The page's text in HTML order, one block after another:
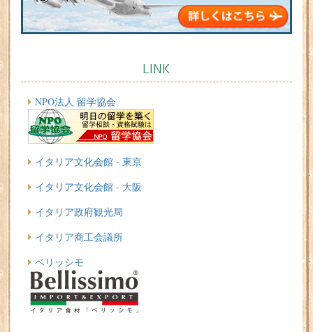
LINK
NPO法人 留学協会
イタリア文化会館 - 東京
イタリア文化会館 - 大阪
イタリア政府観光局
イタリア商工会議所
ベリッシモ